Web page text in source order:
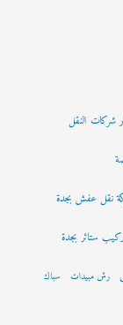
شركات النقل
نقل عفش بجدة
ستائر بجدة
رش مبيدات سباك